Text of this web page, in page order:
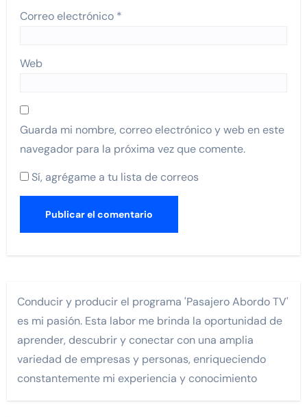
Correo electrónico *
Web
Guarda mi nombre, correo electrónico y web en este
navegador para la próxima vez que comente.
Sí, agrégame a tu lista de correos
Conducir y producir el programa 'Pasajero Abordo TV'
es mi pasión. Esta labor me brinda la oportunidad de
aprender, descubrir y conectar con una amplia
variedad de empresas y personas, enriqueciendo
constantemente mi experiencia y conocimiento